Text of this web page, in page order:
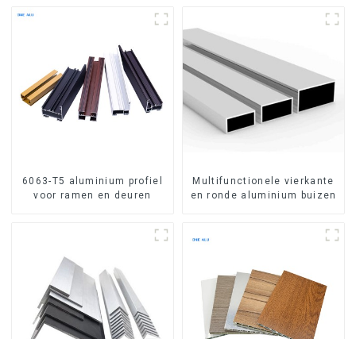
6063-T5 aluminium profiel
voor ramen en deuren
Multifunctionele vierkante
en ronde aluminium buizen